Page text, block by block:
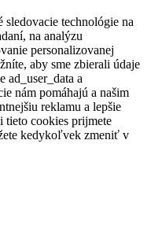
sledovacie technológie na
na analýzu
personalizovanej
aby sme zbierali údaje
ad_user_data a
nám pomáhajú a našim
reklamu a lepšie
tieto cookies prijmete
kedykoľvek zmeniť v